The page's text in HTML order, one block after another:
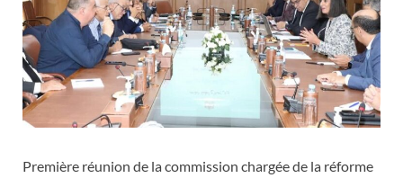
Première réunion de la commission chargée de la réforme